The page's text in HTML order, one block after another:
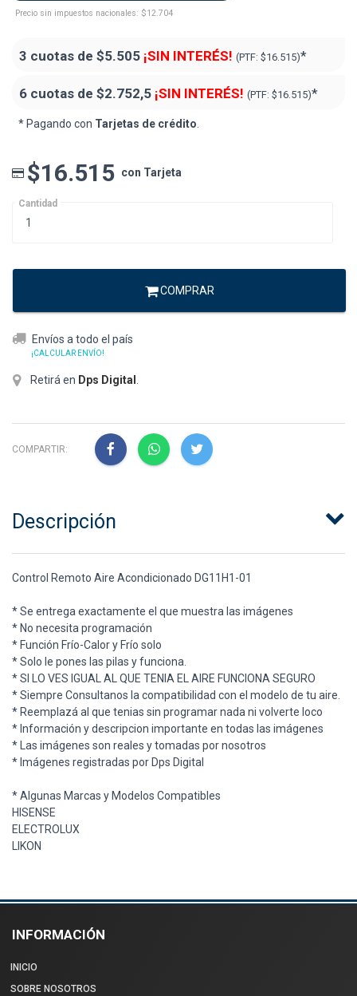
Precio sin impuestos nacionales: $12.704
3 cuotas de $5.505 ¡SIN INTERÉS! (PTF: $16.515)*
6 cuotas de $2.752,5 ¡SIN INTERÉS! (PTF: $16.515)*
* Pagando con Tarjetas de crédito.
$16.515 con Tarjeta
Cantidad
COMPRAR
Envíos a todo el país
¡CALCULAR ENVÍO!
Retirá en Dps Digital
COMPARTIR:
Descripción
Control Remoto Aire Acondicionado DG11H1-01
* Se entrega exactamente el que muestra las imágenes
* No necesita programación
* Función Frío-Calor y Frío solo
* Solo le pones las pilas y funciona.
* SI LO VES IGUAL AL QUE TENIA EL AIRE FUNCIONA SEGURO
* Siempre Consultanos la compatibilidad con el modelo de tu aire.
* Reemplazá al que tenias sin programar nada ni volverte loco
* Información y descripcion importante en todas las imágenes
* Las imágenes son reales y tomadas por nosotros
* Imágenes registradas por Dps Digital
* Algunas Marcas y Modelos Compatibles
HISENSE
ELECTROLUX
LIKON
INFORMACIÓN
INICIO
SOBRE NOSOTROS